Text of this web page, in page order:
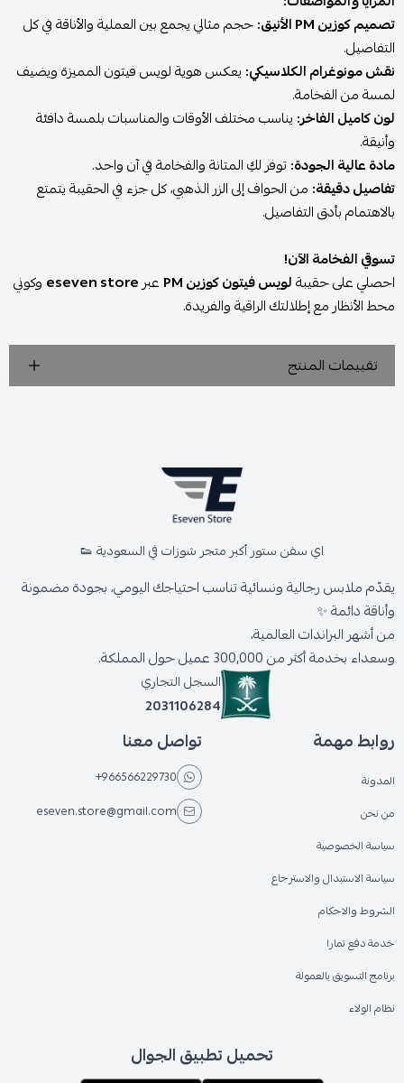
تصميم كوزين PM الأنيق:
حجم مثالي يجمع بين العملية والأناقة في كل
التفاصيل.
نقش مونوغرام الكلاسيكي: يعكس هوية لويس فيتون المميزة ويضيف
لمسة من الفخامة.
لون كاميل الفاخر: يناسب مختلف الأوقات والمناسبات بلمسة دافئة
وأنيقة.
مادة عالية الجودة:توفر لكِ المتانة والفخامة في آن واحد.
تفاصيل دقيقة: من الحواف إلى الزر الذهبي، كل جزء في الحقيبة يتمتع
بالاهتمام بأدق التفاصيل.
تسوقي الفخامة الآن!
احصلي على حقيبةلويس فيتون كوزين PM عبرeseven store وكوني
محط الأنظار مع إطلالتك الراقية والفريدة.
تقييمات المنتج
اي سفن ستور أكبر متجر شوزات في السعودية 👟
يقدّم ملابس رجالية ونسائية تناسب احتياجك اليومي، بجودة مضمونة
وأناقة دائمة ✨
من أشهر البراندات العالمية،
وسعداء بخدمة أكثر من 300,000 عميل حول المملكة.
السجل التجاري
2031106284
روابط مهمة
المدونة
من نحن
سياسة الخصوصية
سياسة الاستبدال والاسترجاع
الشروط والاحكام
خدمة دفع تمارا
برنامج التسويق بالعمولة
نظام الولاء
تواصل معنا
+966566229730
eseven.store@gmail.com
تحميل تطبيق الجوال